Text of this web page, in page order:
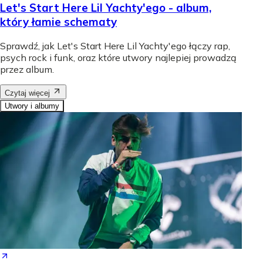
Let's Start Here Lil Yachty'ego - album,
który łamie schematy
Sprawdź, jak Let's Start Here Lil Yachty'ego łączy rap,
psych rock i funk, oraz które utwory najlepiej prowadzą
przez album.
Czytaj więcej
Utwory i albumy